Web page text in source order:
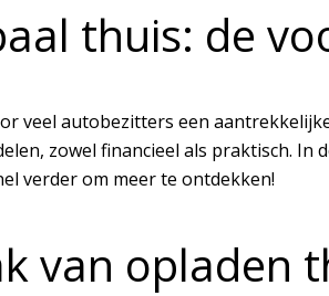
thuis: de
veel autobezitters een
zowel financieel als praktisch. In
verder om meer te ontdekken!
van opladen